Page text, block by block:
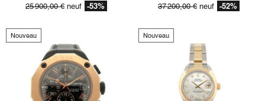
25 900,00 € neuf -53% 37 200,00 € neuf -52%
Nouveau Nouveau